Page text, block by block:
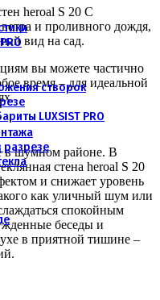
створок
LUXSIST PRO
разрезе
heroal S 20 C
и проливного дождя,
вид на сад.
вы можете частично
время – для идеальной
в шумном районе. В
стена heroal S 20
и снижает уровень
как уличный шум или
спокойным
беседы и
в приятной тишине –